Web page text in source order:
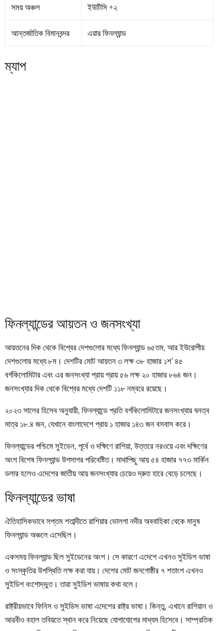
সময় অঞ্চল ইউটিসি +২
আন্তর্জাতিক বিমানবন্দর এয়ার ফিনল্যান্ড
ম্যাপ
ফিনল্যান্ডের আয়তন ও জনসংখ্যা
আয়তনের দিক থেকে বিশ্বের দেশগুলোর মধ্যে ফিনল্যান্ড ৬৫তম, আর ইউরোপীয়
দেশগুলোর মধ্যে ৮ম। দেশটির মোট আয়তন ৩ লক্ষ ৩৮ হাজার ১শ’ ৪৫
বর্গকিলোমিটার এবং এর জনসংখ্যা প্রায় প্রায় ৫৬ লক্ষ ২০ হাজার ৮৬৪ জন।
জনসংখ্যার দিক থেকে বিশ্বের মধ্যে দেশটি ১১৮ নম্বরে রয়েছে।
২০২৩ সালের হিসেব অনুযায়ী, ফিনল্যান্ডে প্রতি বর্গকিলোমিটারে জনসংখ্যার ঘনত্ব
মাত্র ১৮.৪ জন, যেখানে বাংলাদেশে প্রায় ১ হাজার ১৪৩ জন বসবাস করে।
ফিনল্যান্ডের পশ্চিমে সুইডেন, পূর্বে ও দক্ষিণে রাশিয়া, উত্তরে নরওয়ে এবং দক্ষিণের
অংশ বিশেষ ফিনল্যান্ড উপসাগর পরিবেষ্টিত। মাথাপিছু আয় ৫৪ হাজার ৭৭৩ মার্কিন
ডলার হলেও এদেশের জাতীয় আয় জনসংখ্যার চেয়েও দ্রুত হারে বেড়ে চলেছে।
ফিনল্যান্ডের ভাষা
ঐতিহাসিকভাবে সপ্তম শতাব্দীতে রাশিয়ার ভোলগা নদীর অববাহিকা থেকে মানুষ
ফিনল্যান্ড অঞ্চলে এসেছিল।
একসময় ফিনল্যান্ড ছিল সুইডেনের অংশ। সে কারণে এদেশে এখনও সুইডিশ ভাষা
ও সংস্কৃতির উপস্থিতি লক্ষ করা যায়। দেশের মোট জনগোষ্ঠীর ৭ শতাংশ এখনও
সুইডিশ বংশোদ্ভুত। তারা সুইডিশ ভাষায় কথা বলে।
রাষ্ট্রীয়ভাবে ফিনিস ও সুইডিস ভাষা এদেশের রাষ্ট্র ভাষা। কিন্তু, এখানে রাশিয়ান ও
আরবীও বহাল তবিয়তে স্থান করে নিয়েছে যোগাযোগের মাধ্যম হিসেবে। সাম্প্রতিক